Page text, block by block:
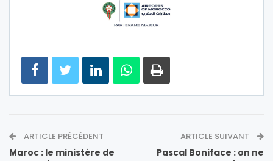
ARTICLE PRÉCÉDENT
Maroc : le ministère de
ARTICLE SUIVANT
Pascal Boniface : on ne